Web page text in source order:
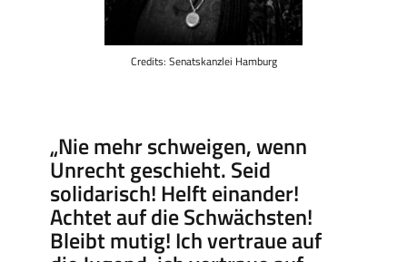
„Nie mehr schweigen, wenn
Unrecht geschieht. Seid
solidarisch! Helft einander!
Achtet auf die Schwächsten!
Bleibt mutig! Ich vertraue auf
Credits: Senatskanzlei Hamburg